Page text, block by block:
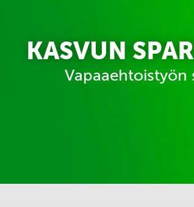
KASVUN
Vapaaehtoistyön